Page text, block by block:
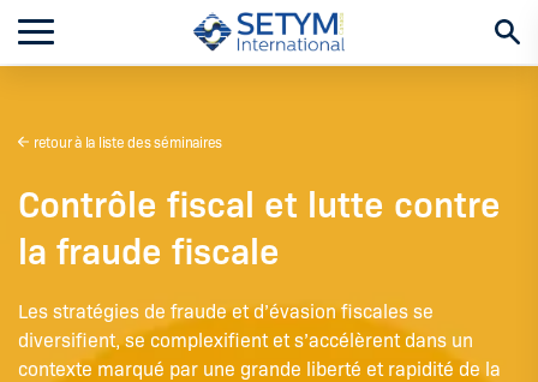
retour à la liste des séminaires
Contrôle fiscal et lutte contre
la fraude fiscale
Les stratégies de fraude et d’évasion fiscales se
diversifient, se complexifient et s’accélèrent dans un
contexte marqué par une grande liberté et rapidité de la